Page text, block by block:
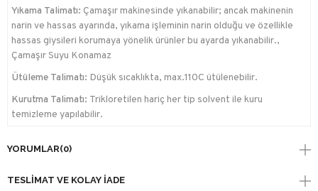
Yıkama Talimatı: Çamaşır makinesinde yıkanabilir; ancak makinenin
narin ve hassas ayarında, yıkama işleminin narin olduğu ve özellikle
hassas giysileri korumaya yönelik ürünler bu ayarda yıkanabilir.,
Çamaşır Suyu Konamaz
Ütüleme Talimatı: Düşük sıcaklıkta, max.110C ütülenebilir.
Kurutma Talimatı: Trikloretilen hariç her tip solvent ile kuru
temizleme yapılabilir.
YORUMLAR(0)
TESLIMAT VE KOLAY İADE